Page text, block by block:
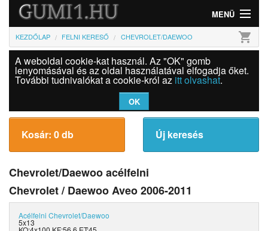
MENÜ
Gumi
Felni
Bejelentkezés
KEZDŐLAP FELNI KERESŐ CHEVROLET/DAEWOO shopping_cart
A weboldal cookie-kat használ. Az "OK" gomb
lenyomásával és az oldal használatával elfogadja őket.
További tudnivalókat a cookie-król az itt olvashat.
OK
Kosár: 0 db Új keresés
Chevrolet/Daewoo acélfelni
Chevrolet / Daewoo Aveo 2006-2011
Acélfelni Chevrolet/Daewoo
5x13